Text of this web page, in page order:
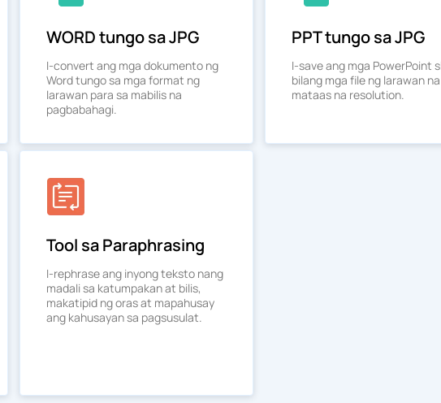
WORD tungo sa JPG
I-convert ang mga dokumento ng
Word tungo sa mga format ng
larawan para sa mabilis na
pagbabahagi.
PPT tungo sa JPG
I-save ang mga PowerPoint
bilang mga file ng larawan
mataas na resolution.
Tool sa Paraphrasing
I-rephrase ang inyong teksto nang
madali sa katumpakan at bilis,
makatipid ng oras at mapahusay
ang kahusayan sa pagsusulat.